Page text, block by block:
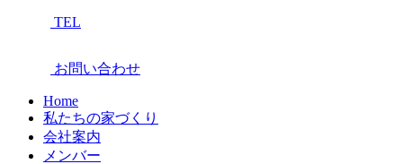
TEL
お問い合わせ
Home
私たちの家づくり
会社案内
メンバー